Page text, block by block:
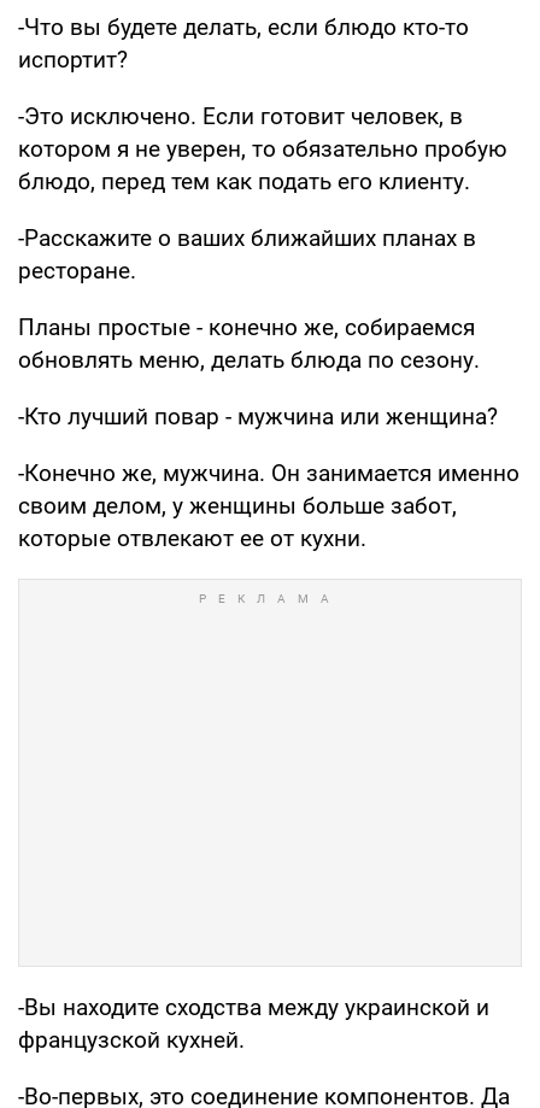
-Что вы будете делать, если блюдо кто-то
испортит?
-Это исключено. Если готовит человек, в
котором я не уверен, то обязательно пробую
блюдо, перед тем как подать его клиенту.
-Расскажите о ваших ближайших планах в
ресторане.
Планы простые - конечно же, собираемся
обновлять меню, делать блюда по сезону.
-Кто лучший повар - мужчина или женщина?
-Конечно же, мужчина. Он занимается именно
своим делом, у женщины больше забот,
которые отвлекают ее от кухни.
-Вы находите сходства между украинской и
французской кухней.
-Во-первых, это соединение компонентов. Да